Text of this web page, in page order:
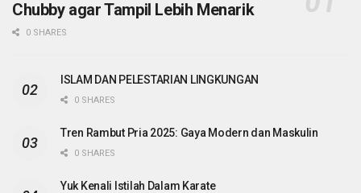
Chubby agar Tampil Lebih Menarik
0 SHARES
ISLAM DAN PELESTARIAN LINGKUNGAN
0 SHARES
Tren Rambut Pria 2025: Gaya Modern dan Maskulin
0 SHARES
Yuk Kenali Istilah Dalam Karate